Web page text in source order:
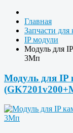
Главная
Запчасти для
IP модули
Модуль для
3Мп
Модуль для IP